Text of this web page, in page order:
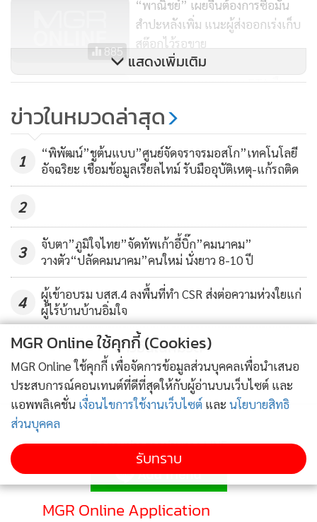
เชื่อมโยงข้อมูลส่งตรงถึงกรมศุลกากร
นายกีรติกล่าวว่า หลังจากดำเนินการพัฒนามาจนได้ระบบที่
ดีแล้ว ได้มีการเดินหน้าต่อด้วยการผลักดันให้เกิดการไม่ใช้
กระดาษ หรือ Paperless โดยหลังจากมีการยื่นขอหนังสือสำคัญ
เข้ามาแล้ว กรมฯ ได้ทำการเชื่อมโยงข้อมูลต่อไปยังกรมศุลกากร
ผ่านระบบ National Single Window - NSW จะทำให้ข้อมูล
หนังสืออนุญาตส่งออกนำเข้าเชื่อมไปยังกรมศุลกากรเลย ไม่ต้อง
มารับเอกสารที่กรมฯ อีก เอกสารไปโชว์ที่กรมศุลกากรเลย เวลา
ส่งออกนำเข้าก็สะดวกขึ้น หรือหนังสือรับรองถิ่นกำเนิดสินค้า ที่ผู้
ประกอบการใช้ลดภาษี อย่างในอาเซียนมี Form D ได้มีการเชื่อม
โยงข้อมูลกันครบทุกประเทศแล้ว ถ้าผู้ประกอบการมายื่นขอ
หนังสือรับรองถิ่นกำเนิดสินค้าผ่านระบบ ESS หนังสือก็จะวิ่งจา
885
“พาณิชย์” เผยจีนต้องการซื้อมัน
สำปะหลังเพิ่ม แนะผู้ส่งออกเร่งเก็บ
สต๊อกไว้รอขาย
315
กรมเจรจาฯ เผยกองทุน FTA คืบ วาง
ประเดิม
แสดงเพิ่มเติม
ข่าวในหมวดล่าสุด
1
“พิพัฒน์”ชูต้นแบบ”ศูนย์จัดจราจรมอสโก”เทคโนโลยี
อัจฉริยะ เชื่อมข้อมูลเรียลไทม์ รับมืออุบัติเหตุ-แก้รถติด
2
3
จับตา”ภูมิใจไทย”จัดทัพเก้าอี้บิ๊ก”คมนาคม”
วางตัว“ปลัดคมนาคม”คนใหม่ นั่งยาว 8-10 ปี
4
ผู้เข้าอบรม บสส.4 ลงพื้นที่ทำ CSR ส่งต่อความห่วงใยแก่
ผู้ไร้บ้านบ้านอิ่มใจ
ข่าวอื่นในหมวด
ติดตามข่าวสารผ่านทาง LINE
MGR Online Application
MGR Online ใช้คุกกี้ (Cookies)
MGR Online ใช้คุกกี้ เพื่อจัดการข้อมูลส่วนบุคคลเพื่อนำเสนอ
ประสบการณ์คอนเทนต์ที่ดีที่สุดให้กับผู้อ่านบนเว็บไซต์ และ
แอพพลิเคชั่น เงื่อนไขการใช้งานเว็บไซต์ และ นโยบายสิทธิ
ส่วนบุคคล
รับทราบ